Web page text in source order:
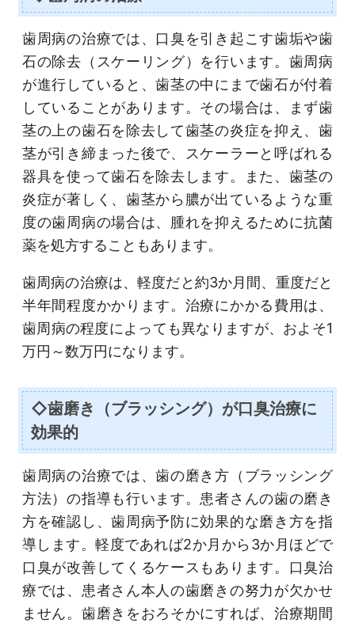
歯周病の治療では、口臭を引き起こす歯垢や歯
石の除去（スケーリング）を行います。歯周病
が進行していると、歯茎の中にまで歯石が付着
していることがあります。その場合は、まず歯
茎の上の歯石を除去して歯茎の炎症を抑え、歯
茎が引き締まった後で、スケーラーと呼ばれる
器具を使って歯石を除去します。また、歯茎の
炎症が著しく、歯茎から膿が出ているような重
度の歯周病の場合は、腫れを抑えるために抗菌
薬を処方することもあります。
歯周病の治療は、軽度だと約3か月間、重度だと
半年間程度かかります。治療にかかる費用は、
歯周病の程度によっても異なりますが、およそ1
万円～数万円になります。
◇歯磨き（ブラッシング）が口臭治療に
効果的
歯周病の治療では、歯の磨き方（ブラッシング
方法）の指導も行います。患者さんの歯の磨き
方を確認し、歯周病予防に効果的な磨き方を指
導します。軽度であれば2か月から3か月ほどで
口臭が改善してくるケースもあります。口臭治
療では、患者さん本人の歯磨きの努力が欠かせ
ません。歯磨きをおろそかにすれば、治療期間